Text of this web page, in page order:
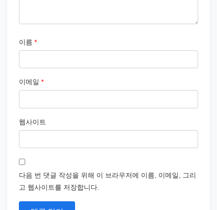
이름 *
이메일 *
웹사이트
다음 번 댓글 작성을 위해 이 브라우저에 이름, 이메일, 그리
고 웹사이트를 저장합니다.